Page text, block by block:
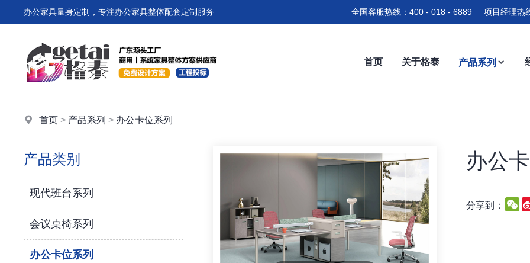
办公家具量身定制，专注办公家具整体配套定制服务
首页 关于格泰 产品系列
全国客服热线：400 - 018 - 6889 项目经理热
首页 > 产品系列 > 办公卡位系列
产品类别
现代班台系列
会议桌椅系列
办公卡位系列
办公
分享到：